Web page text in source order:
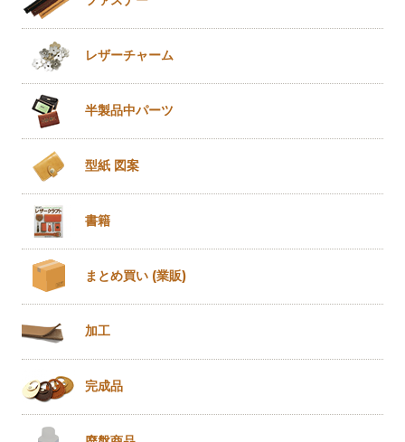
レザーチャーム
半製品中パーツ
型紙 図案
書籍
まとめ買い (業販)
加工
完成品